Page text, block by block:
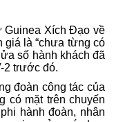
Guinea Xích Đạo về
là “chưa từng có
số hành khách đã
2 trước đó.
đoàn công tác của
có mặt trên chuyến
hành đoàn, nhân